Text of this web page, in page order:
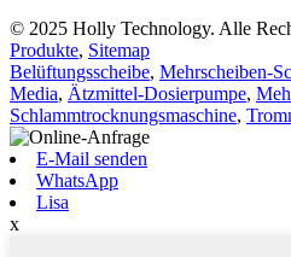
© 2025 Holly Technology. Alle
Produkte, Sitemap
Belüftungsscheibe, Mehrscheiben-
Media, Ätzmittel-Dosierpumpe,
Schlammtrocknungsmaschine,
E-Mail senden
WhatsApp
Lisa
x